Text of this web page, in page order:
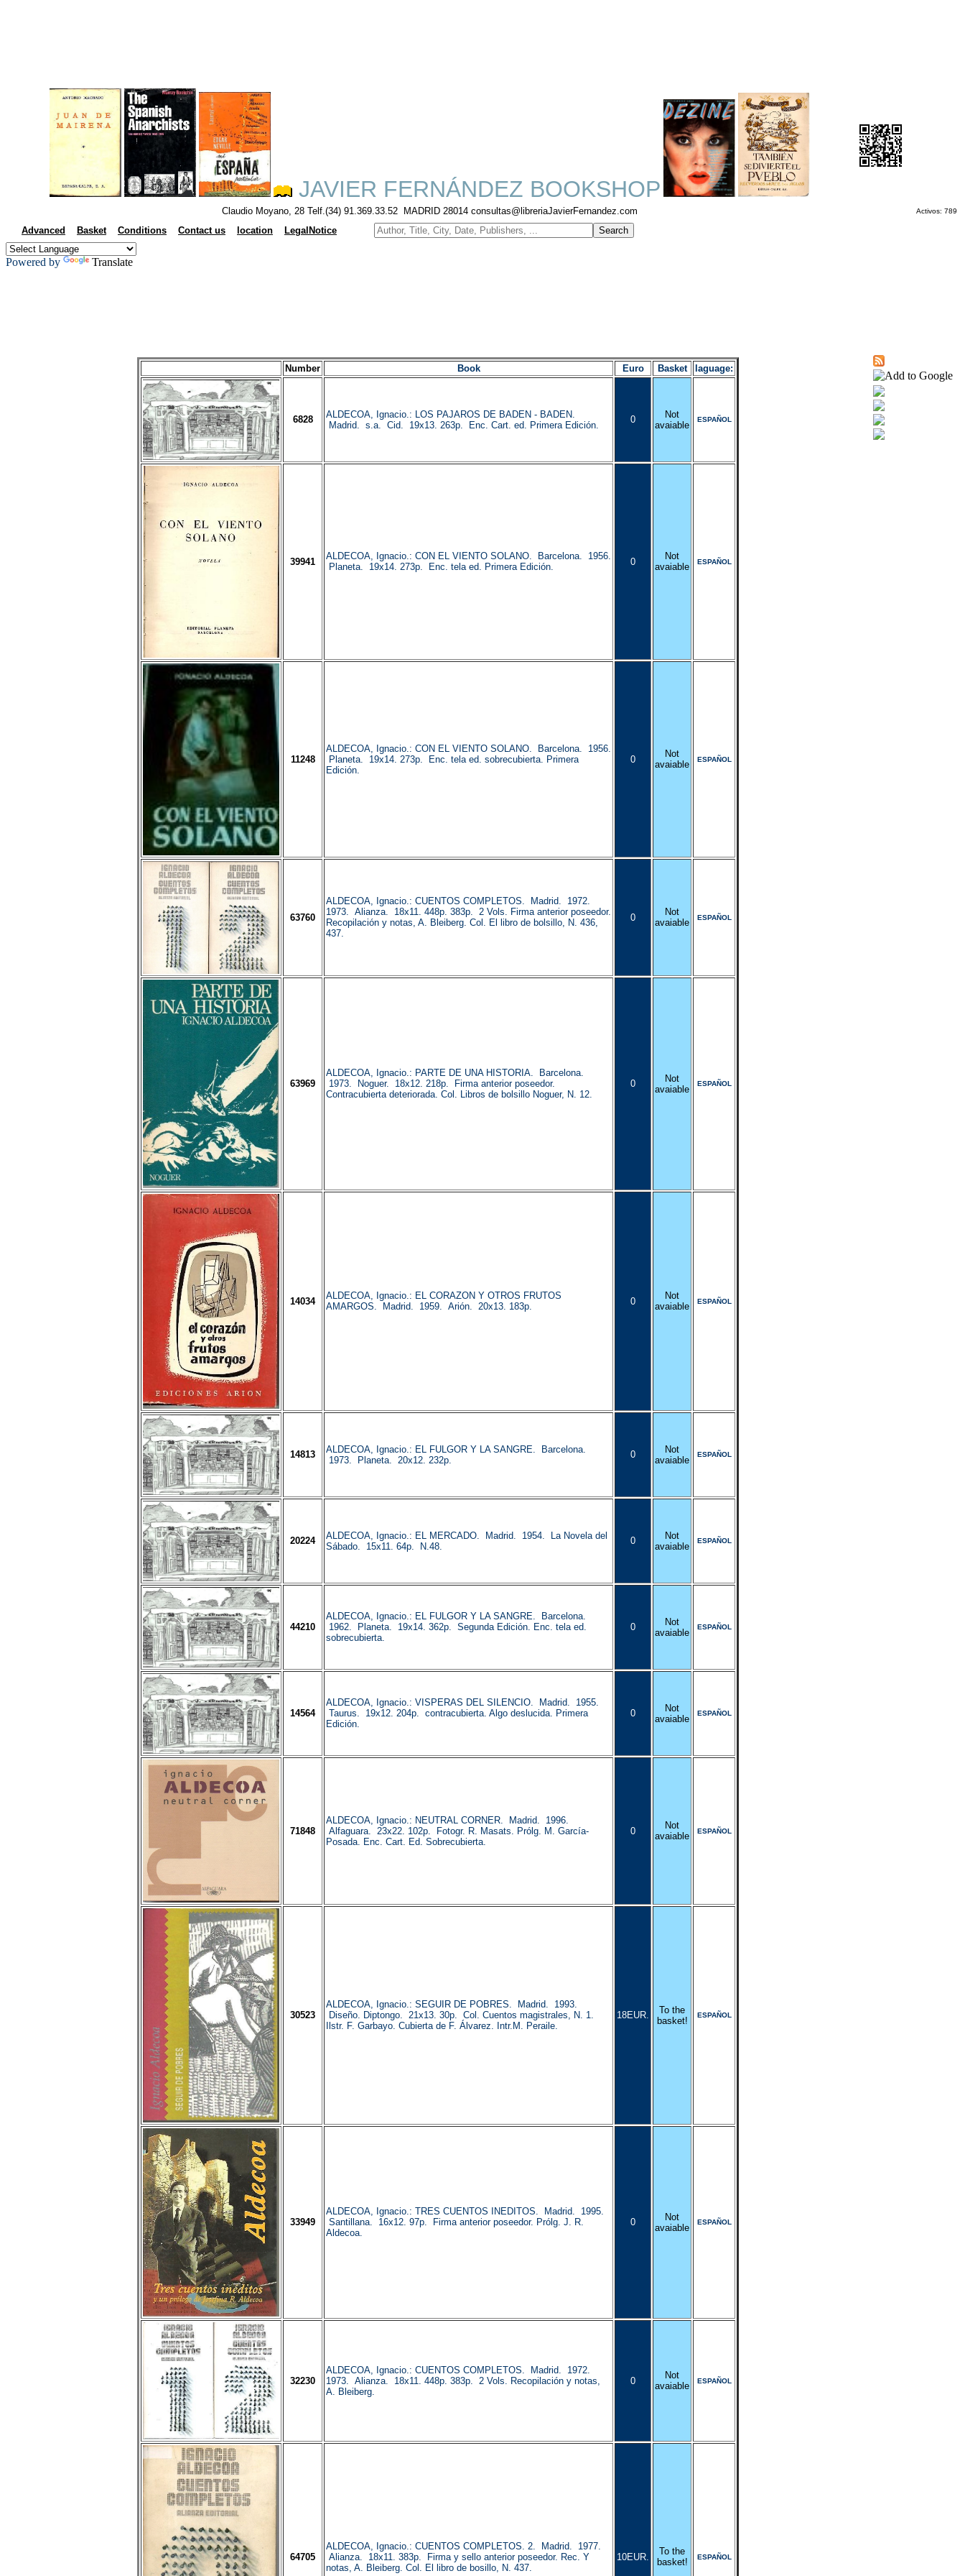
JAVIER FERNÁNDEZ BOOKSHOP
Claudio Moyano, 28 Telf.(34) 91.369.33.52 MADRID 28014 consultas@libreriaJavierFernandez.com Activos: 789
Advanced Basket Conditions Contact us location LegalNotice
Powered by Translate
Number Book Euro Basket laguage:
6828
ALDECOA, Ignacio.: LOS PAJAROS DE BADEN - BADEN.
Madrid. s.a. Cid. 19x13. 263p. Enc. Cart. ed. Primera Edición.
0
Not
avaiable
ESPAÑOL
39941
ALDECOA, Ignacio.: CON EL VIENTO SOLANO. Barcelona. 1956.
Planeta. 19x14. 273p. Enc. tela ed. Primera Edición.
0
Not
avaiable
ESPAÑOL
11248
ALDECOA, Ignacio.: CON EL VIENTO SOLANO. Barcelona. 1956.
Planeta. 19x14. 273p. Enc. tela ed. sobrecubierta. Primera
Edición.
0
Not
avaiable
ESPAÑOL
63760
ALDECOA, Ignacio.: CUENTOS COMPLETOS. Madrid. 1972.
1973. Alianza. 18x11. 448p. 383p. 2 Vols. Firma anterior poseedor.
Recopilación y notas, A. Bleiberg. Col. El libro de bolsillo, N. 436,
437.
0
Not
avaiable
ESPAÑOL
63969
ALDECOA, Ignacio.: PARTE DE UNA HISTORIA. Barcelona.
1973. Noguer. 18x12. 218p. Firma anterior poseedor.
Contracubierta deteriorada. Col. Libros de bolsillo Noguer, N. 12.
0
Not
avaiable
ESPAÑOL
14034
ALDECOA, Ignacio.: EL CORAZON Y OTROS FRUTOS
AMARGOS. Madrid. 1959. Arión. 20x13. 183p.
0
Not
avaiable
ESPAÑOL
14813
ALDECOA, Ignacio.: EL FULGOR Y LA SANGRE. Barcelona.
1973. Planeta. 20x12. 232p.
0
Not
avaiable
ESPAÑOL
20224
ALDECOA, Ignacio.: EL MERCADO. Madrid. 1954. La Novela del
Sábado. 15x11. 64p. N.48.
0
Not
avaiable
ESPAÑOL
44210
ALDECOA, Ignacio.: EL FULGOR Y LA SANGRE. Barcelona.
1962. Planeta. 19x14. 362p. Segunda Edición. Enc. tela ed.
sobrecubierta.
0
Not
avaiable
ESPAÑOL
14564
ALDECOA, Ignacio.: VISPERAS DEL SILENCIO. Madrid. 1955.
Taurus. 19x12. 204p. contracubierta. Algo deslucida. Primera
Edición.
0
Not
avaiable
ESPAÑOL
71848
ALDECOA, Ignacio.: NEUTRAL CORNER. Madrid. 1996.
Alfaguara. 23x22. 102p. Fotogr. R. Masats. Prólg. M. García-
Posada. Enc. Cart. Ed. Sobrecubierta.
0
Not
avaiable
ESPAÑOL
30523
ALDECOA, Ignacio.: SEGUIR DE POBRES. Madrid. 1993.
Diseño. Diptongo. 21x13. 30p. Col. Cuentos magistrales, N. 1.
Ilstr. F. Garbayo. Cubierta de F. Álvarez. Intr.M. Peraile.
18EUR.
To the
basket!
ESPAÑOL
33949
ALDECOA, Ignacio.: TRES CUENTOS INEDITOS. Madrid. 1995.
Santillana. 16x12. 97p. Firma anterior poseedor. Prólg. J. R.
Aldecoa.
0
Not
avaiable
ESPAÑOL
32230
ALDECOA, Ignacio.: CUENTOS COMPLETOS. Madrid. 1972.
1973. Alianza. 18x11. 448p. 383p. 2 Vols. Recopilación y notas,
A. Bleiberg.
0
Not
avaiable
ESPAÑOL
64705
ALDECOA, Ignacio.: CUENTOS COMPLETOS. 2. Madrid. 1977.
Alianza. 18x11. 383p. Firma y sello anterior poseedor. Rec. Y
notas, A. Bleiberg. Col. El libro de bosillo, N. 437.
10EUR.
To the
basket!
ESPAÑOL